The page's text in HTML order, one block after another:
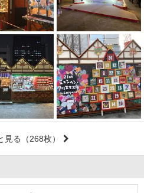
見る （268枚）